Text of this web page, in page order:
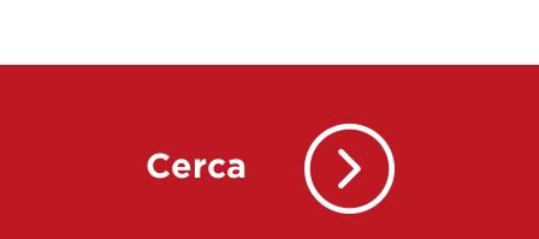
Cerca